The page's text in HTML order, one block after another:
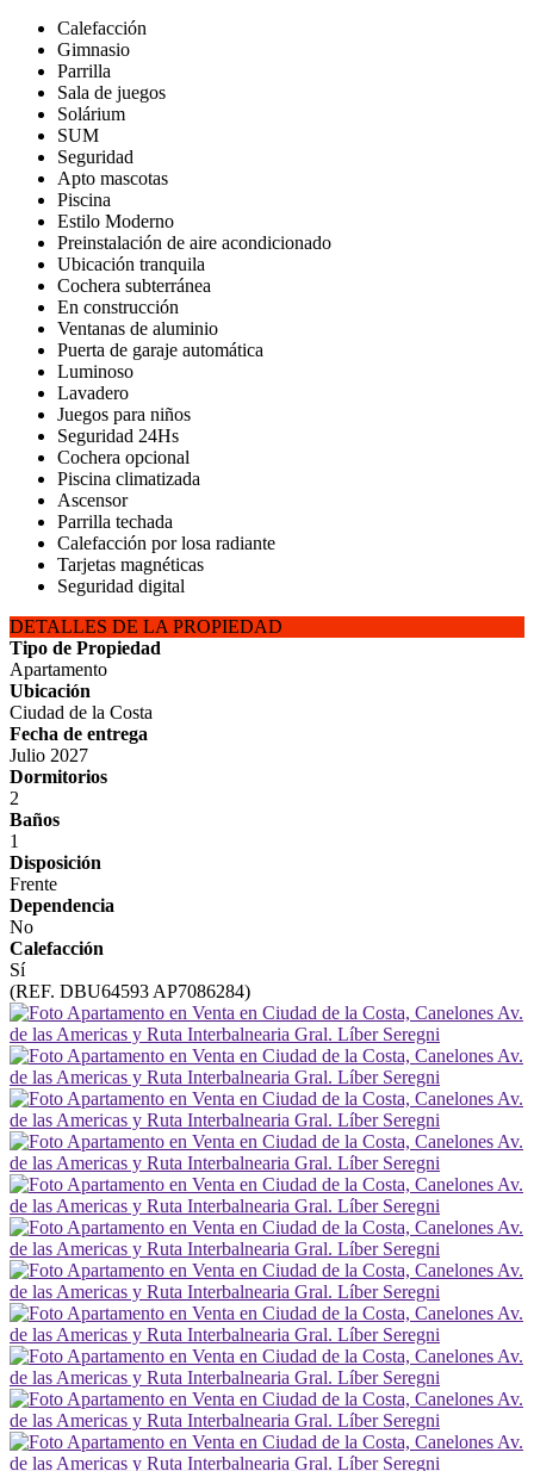
Calefacción
Gimnasio
Parrilla
Sala de juegos
Solárium
SUM
Seguridad
Apto mascotas
Piscina
Estilo Moderno
Preinstalación de aire acondicionado
Ubicación tranquila
Cochera subterránea
En construcción
Ventanas de aluminio
Puerta de garaje automática
Luminoso
Lavadero
Juegos para niños
Seguridad 24Hs
Cochera opcional
Piscina climatizada
Ascensor
Parrilla techada
Calefacción por losa radiante
Tarjetas magnéticas
Seguridad digital
DETALLES DE LA PROPIEDAD
Tipo de Propiedad
Apartamento
Ubicación
Ciudad de la Costa
Fecha de entrega
Julio 2027
Dormitorios
2
Baños
1
Disposición
Frente
Dependencia
No
Calefacción
Sí
(REF. DBU64593 AP7086284)